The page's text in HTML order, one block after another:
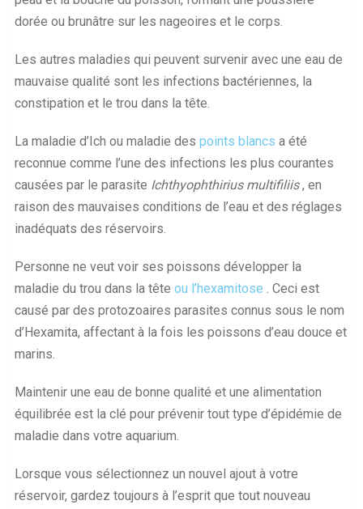
dorée ou brunâtre sur les nageoires et le corps.
Les autres maladies qui peuvent survenir avec une eau de
mauvaise qualité sont les infections bactériennes, la
constipation et le trou dans la tête.
La maladie d’Ich ou maladie des points blancs a été
reconnue comme l’une des infections les plus courantes
causées par le parasite Ichthyophthirius multifiliis, en
raison des mauvaises conditions de l’eau et des réglages
inadéquats des réservoirs.
Personne ne veut voir ses poissons développer la
maladie du trou dans la tête ou l’hexamitose . Ceci est
causé par des protozoaires parasites connus sous le nom
d’Hexamita, affectant à la fois les poissons d’eau douce et
marins.
Maintenir une eau de bonne qualité et une alimentation
équilibrée est la clé pour prévenir tout type d’épidémie de
maladie dans votre aquarium.
Lorsque vous sélectionnez un nouvel ajout à votre
réservoir, gardez toujours à l’esprit que tout nouveau